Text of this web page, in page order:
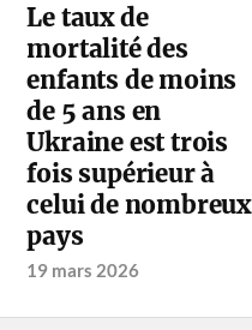
Le taux de
mortalité des
enfants de moins
de 5 ans en
Ukraine est trois
fois supérieur à
celui de nombreux
pays
19 mars 2026